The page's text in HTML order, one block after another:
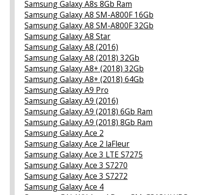
Samsung Galaxy A8s 8Gb Ram
Samsung Galaxy A8 SM-A800F 16Gb
Samsung Galaxy A8 SM-A800F 32Gb
Samsung Galaxy A8 Star
Samsung Galaxy A8 (2016)
Samsung Galaxy A8 (2018) 32Gb
Samsung Galaxy A8+ (2018) 32Gb
Samsung Galaxy A8+ (2018) 64Gb
Samsung Galaxy A9 Pro
Samsung Galaxy A9 (2016)
Samsung Galaxy A9 (2018) 6Gb Ram
Samsung Galaxy A9 (2018) 8Gb Ram
Samsung Galaxy Ace 2
Samsung Galaxy Ace 2 laFleur
Samsung Galaxy Ace 3 LTE S7275
Samsung Galaxy Ace 3 S7270
Samsung Galaxy Ace 3 S7272
Samsung Galaxy Ace 4